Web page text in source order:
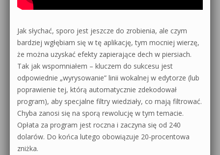
Jak słychać, sporo jest jeszcze do zrobienia, ale czym
bardziej wgłębiam się w tę aplikację, tym mocniej wierzę,
że można uzyskać efekty zapierające dech w piersiach.
Tak jak wspomniałem – kluczem do sukcesu jest
odpowiednie „wyrysowanie” linii wokalnej w edytorze (lub
poprawienie tej, którą automatycznie zdekodował
program), aby specjalne filtry wiedziały, co mają filtrować.
Chyba zanosi się na sporą rewolucję w tym temacie.
Opłata za program jest roczna i zaczyna się od 240
dolarów. Do końca lutego obowiązuje 20-procentowa
zniżka.